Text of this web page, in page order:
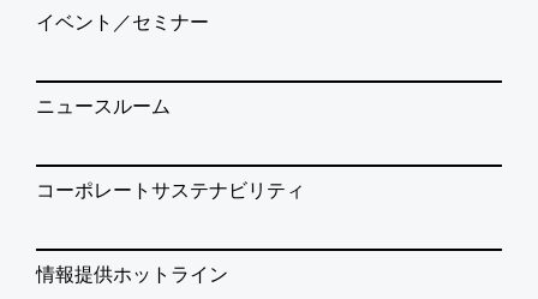
イベント／セミナー
ニュースルーム
コーポレートサステナビリティ
情報提供ホットライン